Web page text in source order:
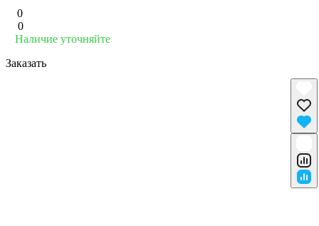
0
0
Наличие уточняйте
Заказать